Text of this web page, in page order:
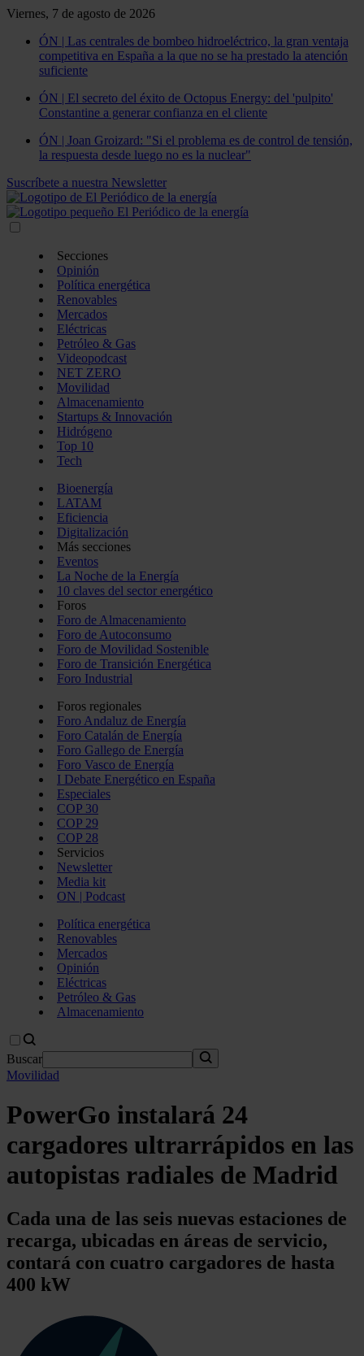
Viernes, 7 de agosto de 2026
ÓN | Las centrales de bombeo hidroeléctrico, la gran ventaja
competitiva en España a la que no se ha prestado la atención
suficiente
ÓN | El secreto del éxito de Octopus Energy: del 'pulpito'
Constantine a generar confianza en el cliente
ÓN | Joan Groizard: "Si el problema es de control de tensión,
la respuesta desde luego no es la nuclear"
Suscríbete a nuestra Newsletter
Secciones
Opinión
Política energética
Renovables
Mercados
Eléctricas
Petróleo & Gas
Videopodcast
NET ZERO
Movilidad
Almacenamiento
Startups & Innovación
Hidrógeno
Top 10
Tech
Bioenergía
LATAM
Eficiencia
Digitalización
Más secciones
Eventos
La Noche de la Energía
10 claves del sector energético
Foros
Foro de Almacenamiento
Foro de Autoconsumo
Foro de Movilidad Sostenible
Foro de Transición Energética
Foro Industrial
Foros regionales
Foro Andaluz de Energía
Foro Catalán de Energía
Foro Gallego de Energía
Foro Vasco de Energía
I Debate Energético en España
Especiales
COP 30
COP 29
COP 28
Servicios
Newsletter
Media kit
ON | Podcast
Política energética
Renovables
Mercados
Opinión
Eléctricas
Petróleo & Gas
Almacenamiento
Buscar
Movilidad
PowerGo instalará 24
cargadores ultrarrápidos en las
autopistas radiales de Madrid
Cada una de las seis nuevas estaciones de
recarga, ubicadas en áreas de servicio,
contará con cuatro cargadores de hasta
400 kW